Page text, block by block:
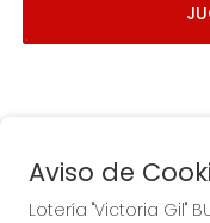
Aviso de
Lotería "Victoria Gil"